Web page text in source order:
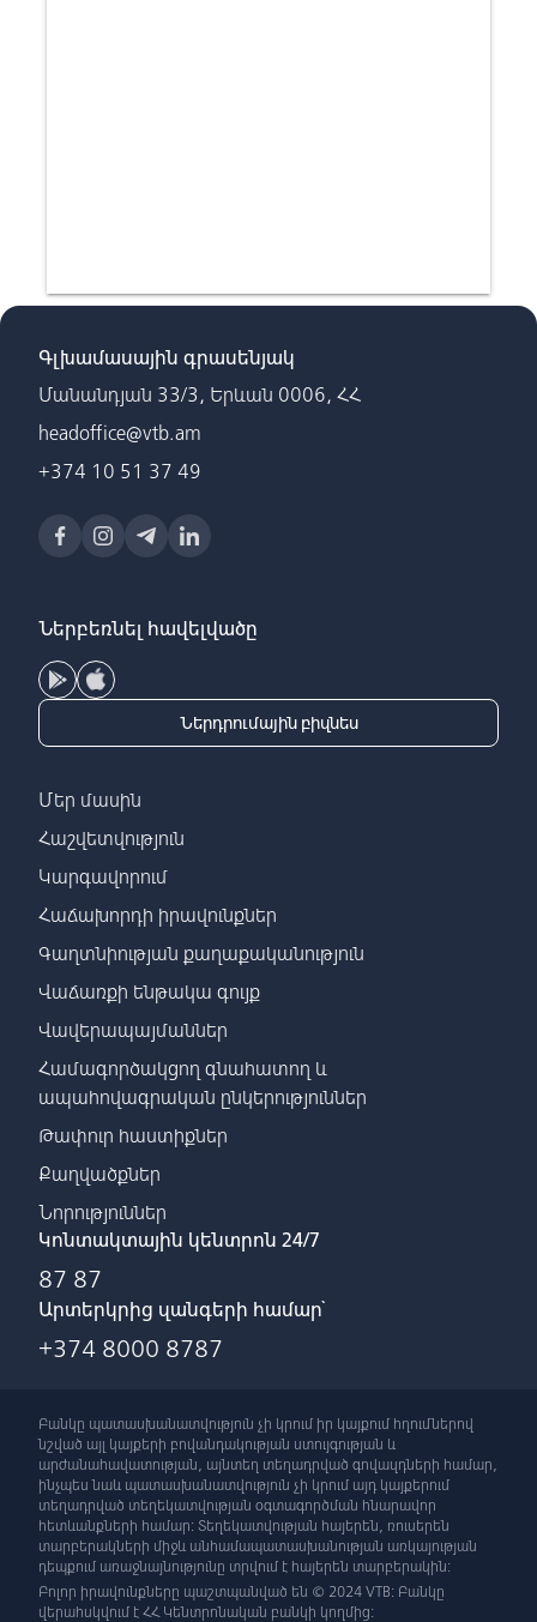
Գլխամասային գրասենյակ
Մանանդյան 33/3, Երևան 0006, ՀՀ
headoffice@vtb.am
+374 10 51 37 49
Ներբեռնել հավելվածը
Ներդրումային բիզնես
Մեր մասին
Հաշվետվություն
Կարգավորում
Հաճախորդի իրավունքներ
Գաղտնիության քաղաքականություն
Վաճառքի ենթակա գույք
Վավերապայմաններ
Համագործակցող գնահատող և
ապահովագրական ընկերություններ
Թափուր հաստիքներ
Քաղվածքներ
Նորություններ
Կոնտակտային կենտրոն 24/7
87 87
Արտերկրից զանգերի համար՝
+374 8000 8787
Բանկը պատասխանատվություն չի կրում իր կայքում հղումներով
նշված այլ կայքերի բովանդակության ստույգության և
արժանահավատության, այնտեղ տեղադրված գովազդների համար,
ինչպես նաև պատասխանատվություն չի կրում այդ կայքերում
տեղադրված տեղեկատվության օգտագործման հնարավոր
հետևանքների համար: Տեղեկատվության հայերեն, ռուսերեն
տարբերակների միջև անհամապատասխանության առկայության
դեպքում առաջնայնությունը տրվում է հայերեն տարբերակին:
Բոլոր իրավունքները պաշտպանված են © 2024 VTB: Բանկը
վերահսկվում է ՀՀ Կենտրոնական բանկի կողմից: